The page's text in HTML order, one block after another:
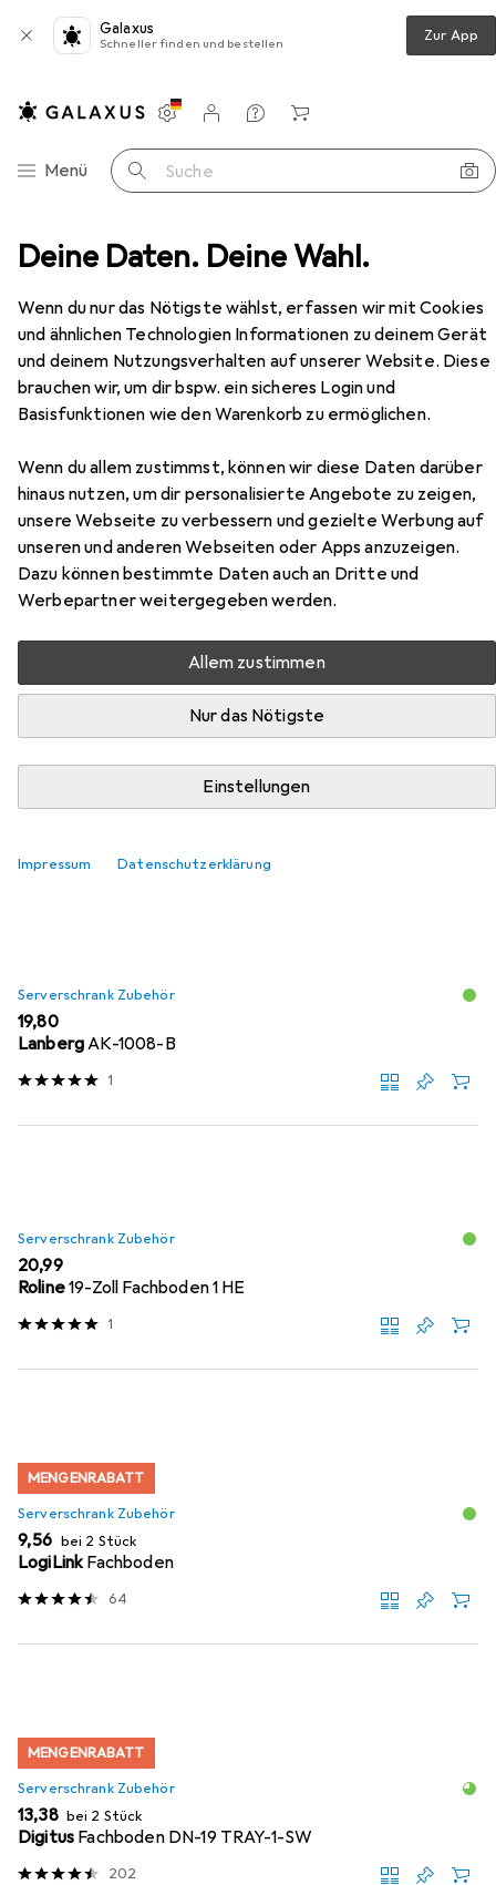
Deine Daten. Deine Wahl.
Wenn du nur das Nötigste wählst, erfassen wir mit Cookies
und ähnlichen Technologien Informationen zu deinem Gerät
und deinem Nutzungsverhalten auf unserer Website. Diese
brauchen wir, um dir bspw. ein sicheres Login und
Basisfunktionen wie den Warenkorb zu ermöglichen.
Wenn du allem zustimmst, können wir diese Daten darüber
hinaus nutzen, um dir personalisierte Angebote zu zeigen,
unsere Webseite zu verbessern und gezielte Werbung auf
unseren und anderen Webseiten oder Apps anzuzeigen.
Dazu können bestimmte Daten auch an Dritte und
Werbepartner weitergegeben werden.
Allem zustimmen
Nur das Nötigste
Einstellungen
Impressum Datenschutzerklärung
Galaxus
Schneller finden und bestellen Zur App
Navigation nach Kategorien
Menü Suche
Einstellungen
Kundenkonto
Vergleichslisten
Merklisten
Warenkorb
Roline 19-Zoll Netzwerkschrank Pro 22 HE
EUR
465,98
Roline 19-Zoll Netzwerkschrank Pro 22
HE
22 HE 22 HE
Zubehör für Roline 19-Zoll
Netzwerkschrank Pro 22 HE
Hier findest du passendes Zubehör zum Produkt Roline
19-Zoll Netzwerkschrank Pro 22 HE aus der Kategorie
Serverschrank Zubehör.
Relevanz
Serverschrank Zubehör
EUR
19,80
LanbergAK-1008-B
1
Serverschrank Zubehör
EUR
20,99
Roline19-Zoll Fachboden 1 HE
1
MENGENRABATT
Serverschrank Zubehör
EUR
9,56 bei 2 Stück
LogiLinkFachboden
64
MENGENRABATT
Serverschrank Zubehör
EUR
13,38 bei 2 Stück
Digitus Fachboden DN-19 TRAY-1-SW
202